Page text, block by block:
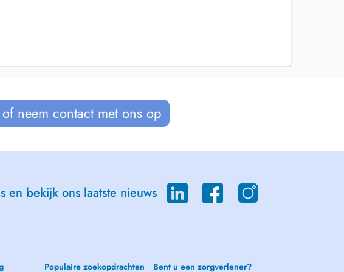
neem contact met ons op
en bekijk ons laatste nieuws
Populaire zoekopdrachten Bent u een zorgverlener?